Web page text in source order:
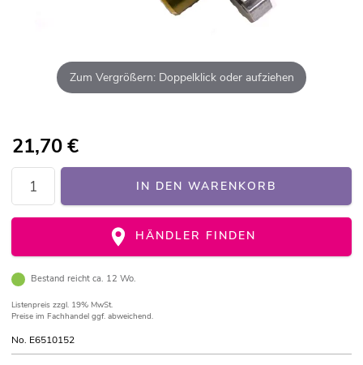
Zum Vergrößern: Doppelklick oder aufziehen
21,70€
IN DEN WARENKORB
HÄNDLER FINDEN
Bestand reicht ca. 12 Wo.
Listenpreis zzgl. 19% MwSt.
Preise im Fachhandel ggf. abweichend.
No. E6510152